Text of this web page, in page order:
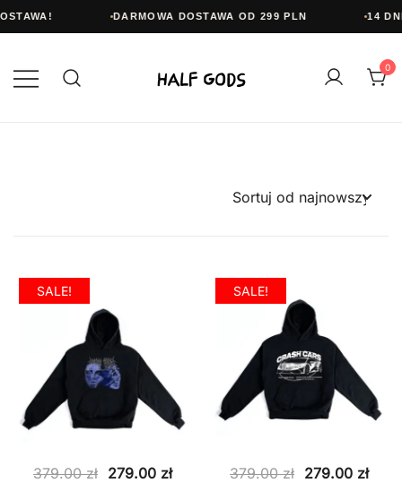
DARMOWA DOSTAWA OD 299 PLN 14
do
treści
0
SALE!
379.00zł Pierwotna
279.00 złAktualna
SALE!
379.00zł Pierwotna
279.00 zł